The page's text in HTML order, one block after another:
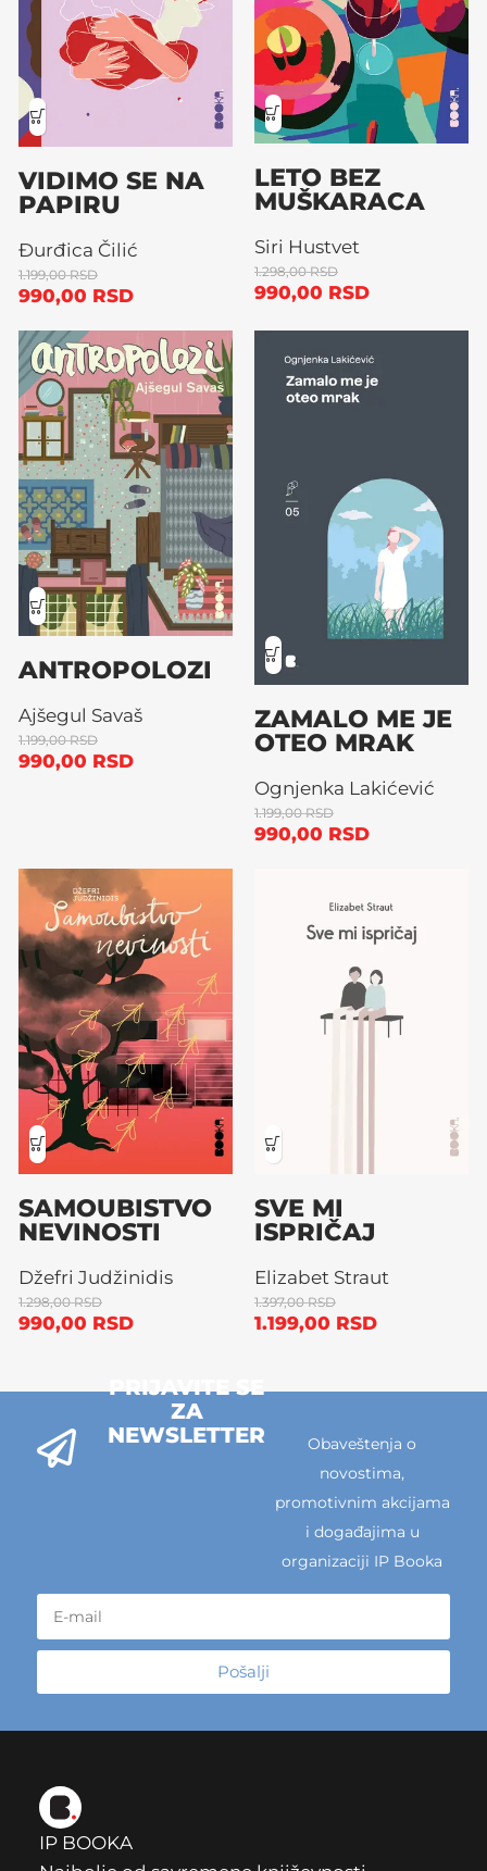
VIDIMO SE NA
PAPIRU
Đurđica Čilić
1.199,00RSD
990,00 RSD
LETO BEZ
MUŠKARACA
Siri Hustvet
1.298,00RSD
990,00 RSD
ANTROPOLOZI
Ajšegul Savaš
1.199,00RSD
990,00 RSD
ZAMALO ME JE
OTEO MRAK
Ognjenka Lakićević
1.199,00RSD
990,00 RSD
SAMOUBISTVO
NEVINOSTI
Džefri Judžinidis
1.298,00RSD
990,00 RSD
SVE MI
ISPRIČAJ
Elizabet Straut
1.397,00RSD
1.199,00 RSD
PRIJAVITE SE
ZA
NEWSLETTER
Obaveštenja o
novostima,
promotivnim akcijama
i događajima u
organizaciji IP Booka
Pošalji
IP BOOKA